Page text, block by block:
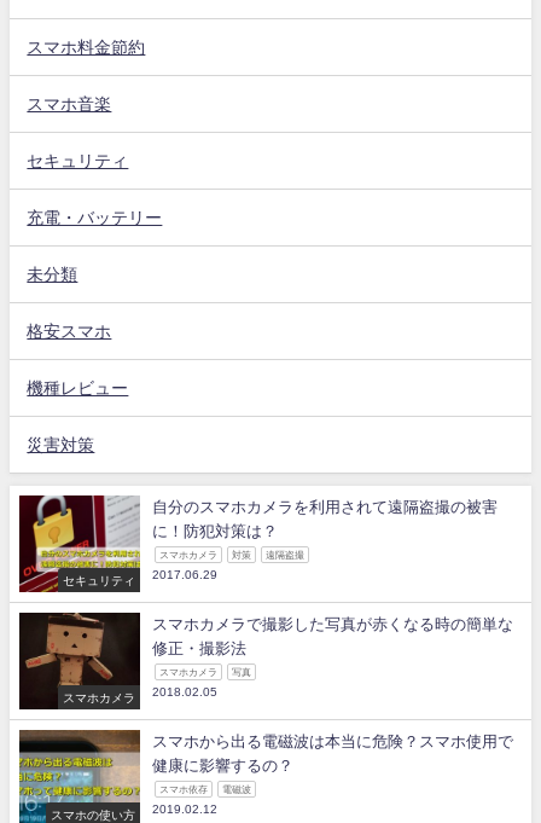
スマホ料金節約
スマホ音楽
セキュリティ
充電・バッテリー
未分類
格安スマホ
機種レビュー
災害対策
セキュリティ
自分のスマホカメラを利用されて遠隔盗撮の被害
に！防犯対策は？
スマホカメラ 対策 遠隔盗撮
2017.06.29
スマホカメラ
スマホカメラで撮影した写真が赤くなる時の簡単な
修正・撮影法
スマホカメラ 写真
2018.02.05
スマホの使い方
スマホから出る電磁波は本当に危険？スマホ使用で
健康に影響するの？
スマホ依存 電磁波
2019.02.12